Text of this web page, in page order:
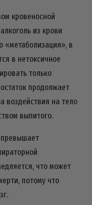
кровеносной
из крови
«метаболизация», в
в нетоксичное
только
продолжает
воздействия на тело
выпитого.
превышает
что может
потому что